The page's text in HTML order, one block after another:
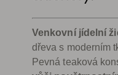
Venkovní jídelní
dřeva s moderním
Pevná teaková